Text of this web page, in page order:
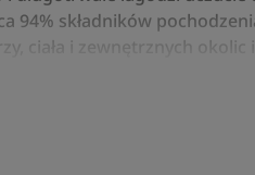
94% składników
ciała i zewnętrznych okolic